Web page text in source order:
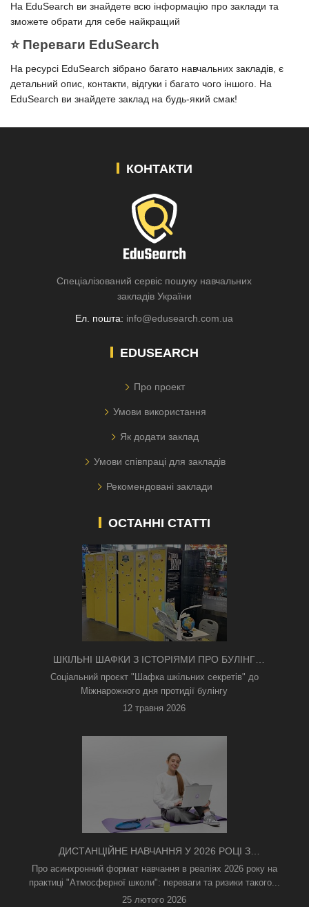
На EduSearch ви знайдете всю інформацію про заклади та
зможете обрати для себе найкращий
⭐️ Переваги EduSearch
На ресурсі EduSearch зібрано багато навчальних закладів, є
детальний опис, контакти, відгуки і багато чого іншого. На
EduSearch ви знайдете заклад на будь-який смак!
КОНТАКТИ
Спеціалізований сервіс пошуку навчальних
закладів України
Ел. пошта: info@edusearch.com.ua
EDUSEARCH
Про проект
Умови використання
Як додати заклад
Умови співпраці для закладів
Рекомендовані заклади
ОСТАННІ СТАТТІ
ШКІЛЬНІ ШАФКИ З ІСТОРІЯМИ ПРО БУЛІНГ
З'ЯВИЛИСЯ В КИЄВІ
Соціальний проєкт "Шафка шкільних секретів" до
Міжнарожного дня протидії булінгу
12 травня 2026
ДИСТАНЦІЙНЕ НАВЧАННЯ У 2026 РОЦІ З
ТРИВОГАМИ ТА БЕЗ СВІТЛА: ЯК АСИНХРОННИЙ
ФОРМАТ РЯТУЄ ОСВІТНІЙ ПРОЦЕС
Про асинхронний формат навчання в реаліях 2026 року на
практиці "Атмосферної школи": переваги та ризики такого...
25 лютого 2026